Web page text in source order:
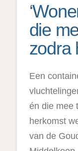
die
zodra
Een
én die mee
herkomst
van de